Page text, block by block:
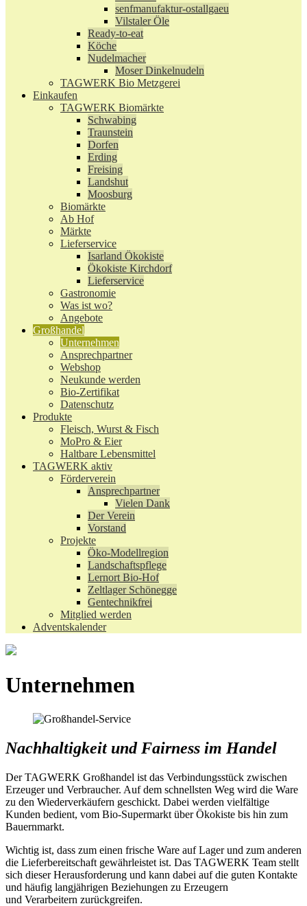
senfmanufaktur-ostallgaeu
Vilstaler Öle
Ready-to-eat
Köche
Nudelmacher
Moser Dinkelnudeln
TAGWERK Bio Metzgerei
Einkaufen
TAGWERK Biomärkte
Schwabing
Traunstein
Dorfen
Erding
Freising
Landshut
Moosburg
Biomärkte
Ab Hof
Märkte
Lieferservice
Isarland Ökokiste
Ökokiste Kirchdorf
Lieferservice
Gastronomie
Was ist wo?
Angebote
Großhandel
Unternehmen
Ansprechpartner
Webshop
Neukunde werden
Bio-Zertifikat
Datenschutz
Produkte
Fleisch, Wurst & Fisch
MoPro & Eier
Haltbare Lebensmittel
TAGWERK aktiv
Förderverein
Ansprechpartner
Vielen Dank
Der Verein
Vorstand
Projekte
Öko-Modellregion
Landschaftspflege
Lernort Bio-Hof
Zeltlager Schönegge
Gentechnikfrei
Mitglied werden
Adventskalender
Unternehmen
Nachhaltigkeit und Fairness im Handel
Der TAGWERK Großhandel ist das Verbindungsstück zwischen
Erzeuger und Verbraucher. Auf dem schnellsten Weg wird die Ware
zu den Wiederverkäufern geschickt. Dabei werden vielfältige
Kunden bedient, vom Bio-Supermarkt über Ökokiste bis hin zum
Bauernmarkt.
Wichtig ist, dass zum einen frische Ware auf Lager und zum anderen
die Lieferbereitschaft gewährleistet ist. Das TAGWERK Team stellt
sich dieser Herausforderung und kann dabei auf die guten Kontakte
und häufig langjährigen Beziehungen zu Erzeugern
und Verarbeitern zurückgreifen.